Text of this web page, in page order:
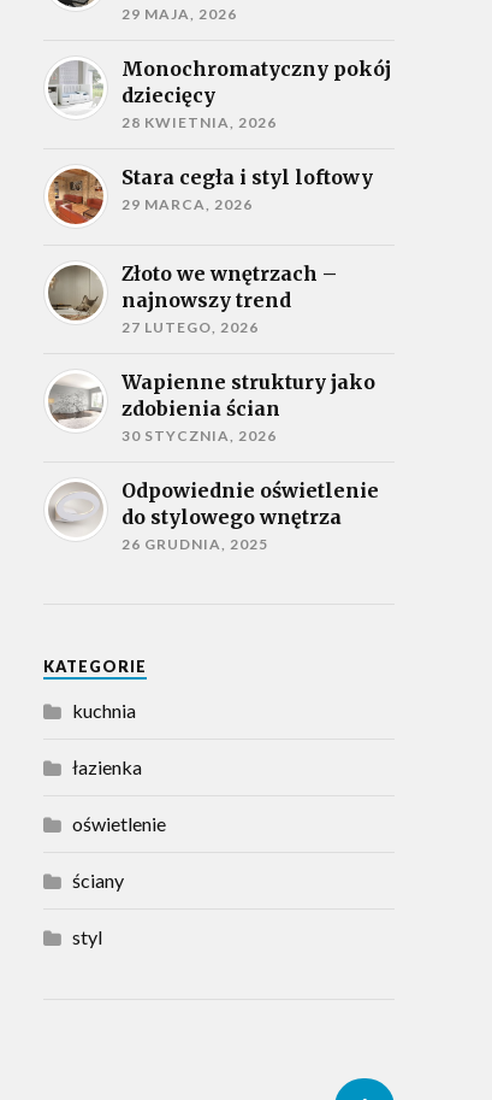
29 MAJA, 2026
Monochromatyczny pokój
dziecięcy
28 KWIETNIA, 2026
Stara cegła i styl loftowy
29 MARCA, 2026
Złoto we wnętrzach –
najnowszy trend
27 LUTEGO, 2026
Wapienne struktury jako
zdobienia ścian
30 STYCZNIA, 2026
Odpowiednie oświetlenie
do stylowego wnętrza
26 GRUDNIA, 2025
KATEGORIE
kuchnia
łazienka
oświetlenie
ściany
styl